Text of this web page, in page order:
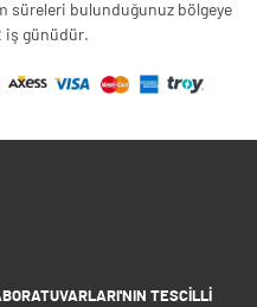
süreleri bulunduğunuz bölgeye
iş günüdür.
TESCILLI